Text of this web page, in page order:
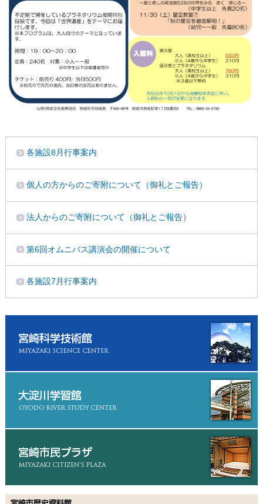
各施設8月行事案内
個人の方からのご寄附について（御礼とご報告）
法人からのご寄附について（御礼とご報告）
第6回オムニバス講演会の開催について
各施設7月行事案内